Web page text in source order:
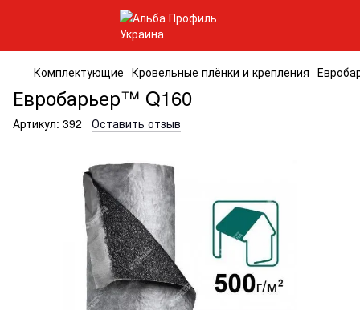
Комплектующие Кровельные плёнки и крепления
Евробарьер™ Q160
Артикул: 392 Оставить отзыв